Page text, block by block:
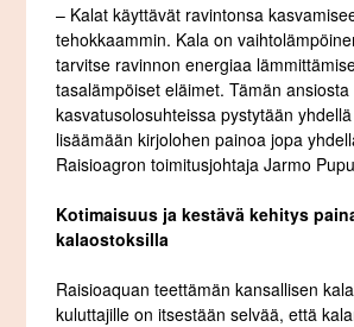
– Kalat käyttävät ravintonsa
tehokkaammin. Kala on
tarvitse ravinnon energiaa
tasalämpöiset eläimet. Tämän ansiosta
kasvatusolosuhteissa pystytään
lisäämään kirjolohen painoa jopa
Raisioagron toimitusjohtaja Jarmo
Kotimaisuus ja kestävä kehitys
kalaostoksilla
Raisioaquan teettämän kansallisen
kuluttajille on itsestään selvää, että